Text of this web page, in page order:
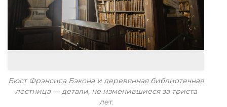
Бюст Фрэнсиса Бэкона и деревянная библиотечная
лестница — детали, не изменившиеся за триста
лет.